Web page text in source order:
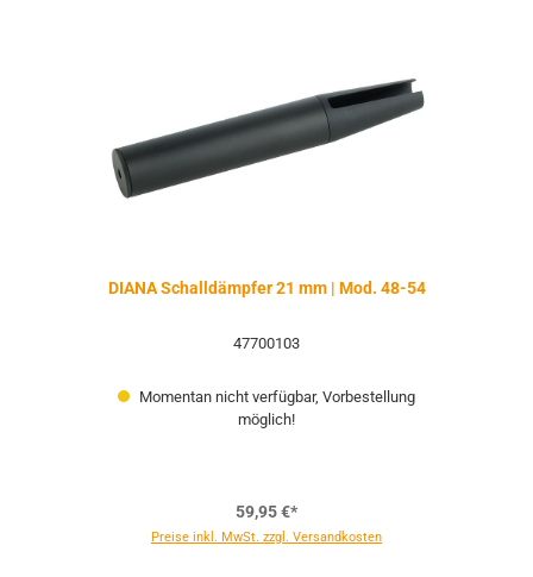
DIANA Schalldämpfer 21 mm | Mod. 48-54
47700103
Momentan nicht verfügbar, Vorbestellung
möglich!
59,95 €*
Preise inkl. MwSt. zzgl. Versandkosten